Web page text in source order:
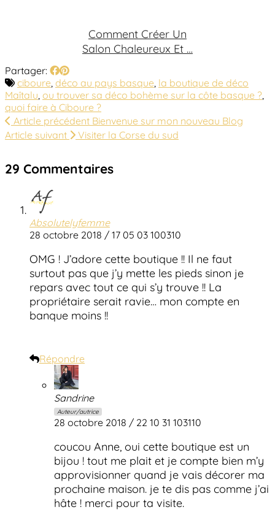
Comment Créer Un
Salon Chaleureux Et …
Partager:
ciboure déco au pays basque la boutique de déco
Maîtalu ou trouver sa déco bohème sur la côte basque ?
quoi faire à Ciboure ?
Article précédent Bienvenue sur mon nouveau Blog
Article suivant
Visiter la Corse du sud
29 Commentaires
Absolutelyfemme
28 octobre 2018 / 17 05 03 100310
OMG ! J’adore cette boutique !! Il ne faut
surtout pas que j’y mette les pieds sinon je
repars avec tout ce qui s’y trouve !! La
propriétaire serait ravie… mon compte en
banque moins !!
Répondre
Sandrine
Auteur/autrice
28 octobre 2018 / 22 10 31 103110
coucou Anne, oui cette boutique est un
bijou ! tout me plait et je compte bien m’y
approvisionner quand je vais décorer ma
prochaine maison. je te dis pas comme j’ai
hâte ! merci pour ta visite.